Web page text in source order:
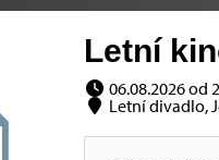
Letní
06.08.2026 od
Letní divadlo,